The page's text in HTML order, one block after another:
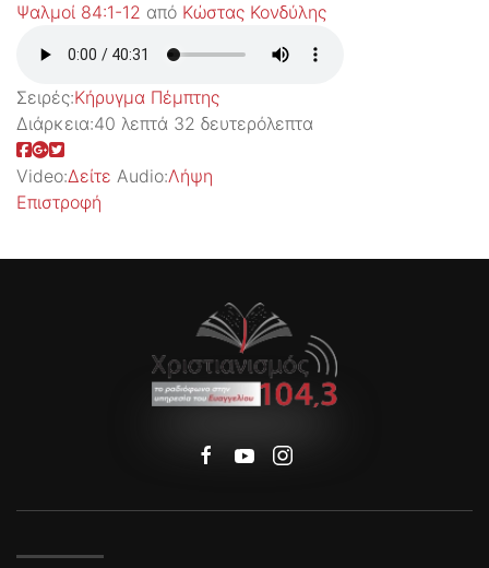
Ψαλμοί 84:1-12 από Κώστας Κονδύλης
Σειρές:Kήρυγμα Πέμπτης
Διάρκεια:40 λεπτά 32 δευτερόλεπτα
Video:Δείτε Audio:Λήψη
Επιστροφή